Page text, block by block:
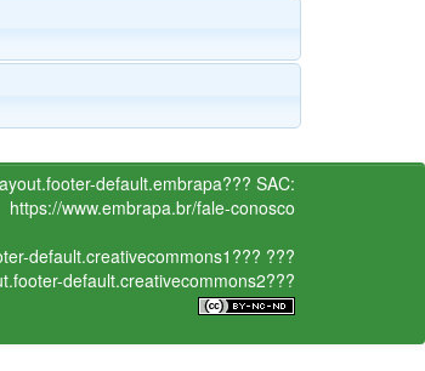
default.embrapa??? SAC:
https://www.embrapa.br/fale-conosco
default.creativecommons1??? ???
default.creativecommons2???